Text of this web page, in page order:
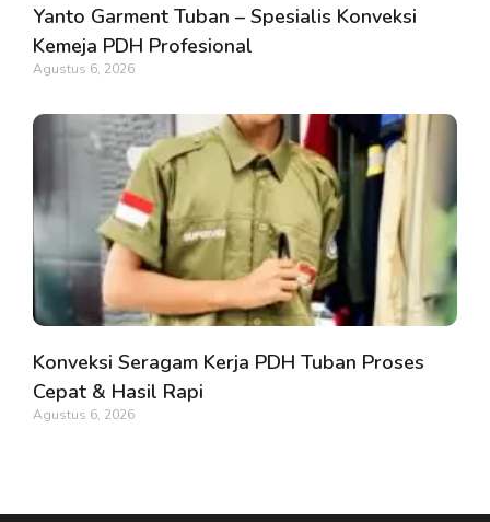
Yanto Garment Tuban – Spesialis Konveksi
Kemeja PDH Profesional
Agustus 6, 2026
Konveksi Seragam Kerja PDH Tuban Proses
Cepat & Hasil Rapi
Agustus 6, 2026